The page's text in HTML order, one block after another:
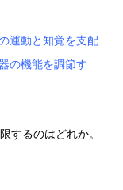
運動と知覚を支配
の機能を調節す
するのはどれか。